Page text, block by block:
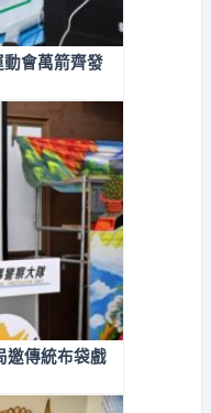
會萬箭齊發
邀傳統布袋戲